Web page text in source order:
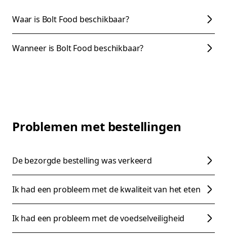
Waar is Bolt Food beschikbaar?
Wanneer is Bolt Food beschikbaar?
Problemen met bestellingen
De bezorgde bestelling was verkeerd
Ik had een probleem met de kwaliteit van het eten
Ik had een probleem met de voedselveiligheid